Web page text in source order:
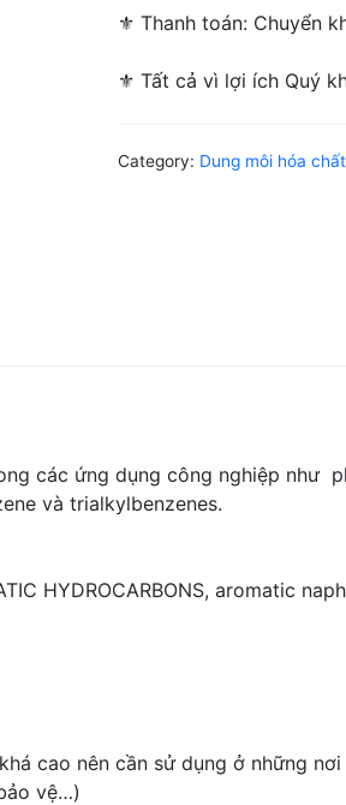
⚜ Thanh toán: Chuyển
⚜ Tất cả vì lợi ích Quý
Category: Dung môi hóa chất
các ứng dụng công nghiệp như
và trialkylbenzenes.
HYDROCARBONS, aromatic
cao nên cần sử dụng ở những
vệ…)